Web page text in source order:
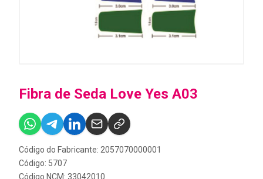
Fibra de Seda Love Yes A03
Código do Fabricante: 2057070000001
Código: 5707
Código NCM: 33042010